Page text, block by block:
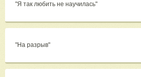
"Я так любить не научилась"
"На разрыв"